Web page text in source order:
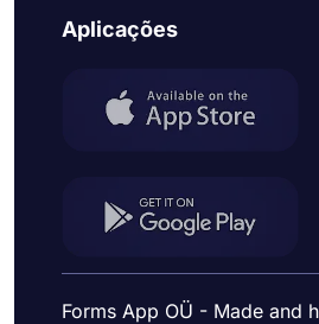
Aplicações
Forms App OÜ - Made and